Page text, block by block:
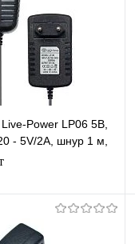
Power LP06 5В,
- 5V/2A, шнур 1 м,
мм